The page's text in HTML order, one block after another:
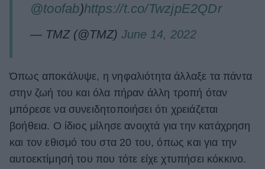
@toofab)https://t.co/TwzjpE2QDr
— TMZ (@TMZ) June 14, 2022
Όπως αποκάλυψε, η νηφαλιότητα άλλαξε τα πάντα
στην ζωή του και όλα πήραν άλλη τροπή όταν
μπόρεσε να συνειδητοποιήσει ότι χρειάζεται
βοήθεια. Ο ίδιος μίλησε ανοιχτά για την κατάχρηση
και τον εθισμό του στα 20 του, όπως και για την
αυτοεκτίμησή του που τότε είχε χτυπήσει κόκκινο.